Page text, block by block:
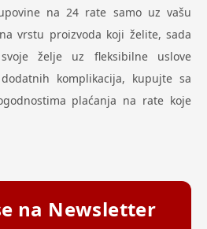
na 24 rate samo uz vašu
vrstu proizvoda koji želite, sada
želje uz fleksibilne uslove
komplikacija, kupujte sa
plaćanja na rate koje
na Newsletter